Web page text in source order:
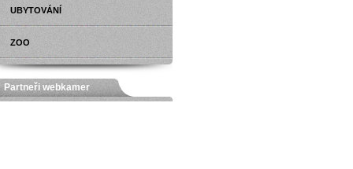
UBYTOVÁNÍ
ZOO
Partneři webkamer